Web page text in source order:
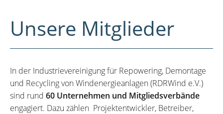
Unsere Mitglieder
In der Industrievereinigung für Repowering, Demontage
und Recycling von Windenergieanlagen (RDRWind e.V.)
sind rund 60 Unternehmen und Mitgliedsverbände
engagiert. Dazu zählen Projektentwickler, Betreiber,